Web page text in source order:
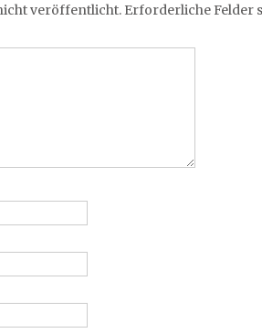
veröffentlicht. Erforderliche Felder